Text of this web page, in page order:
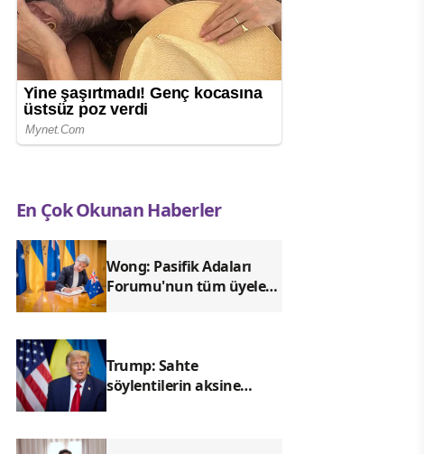
En Çok Okunan Haberler
Wong: Pasifik Adaları
Forumu'nun tüm üyeleri
Trump: Sahte
söylentilerin aksine